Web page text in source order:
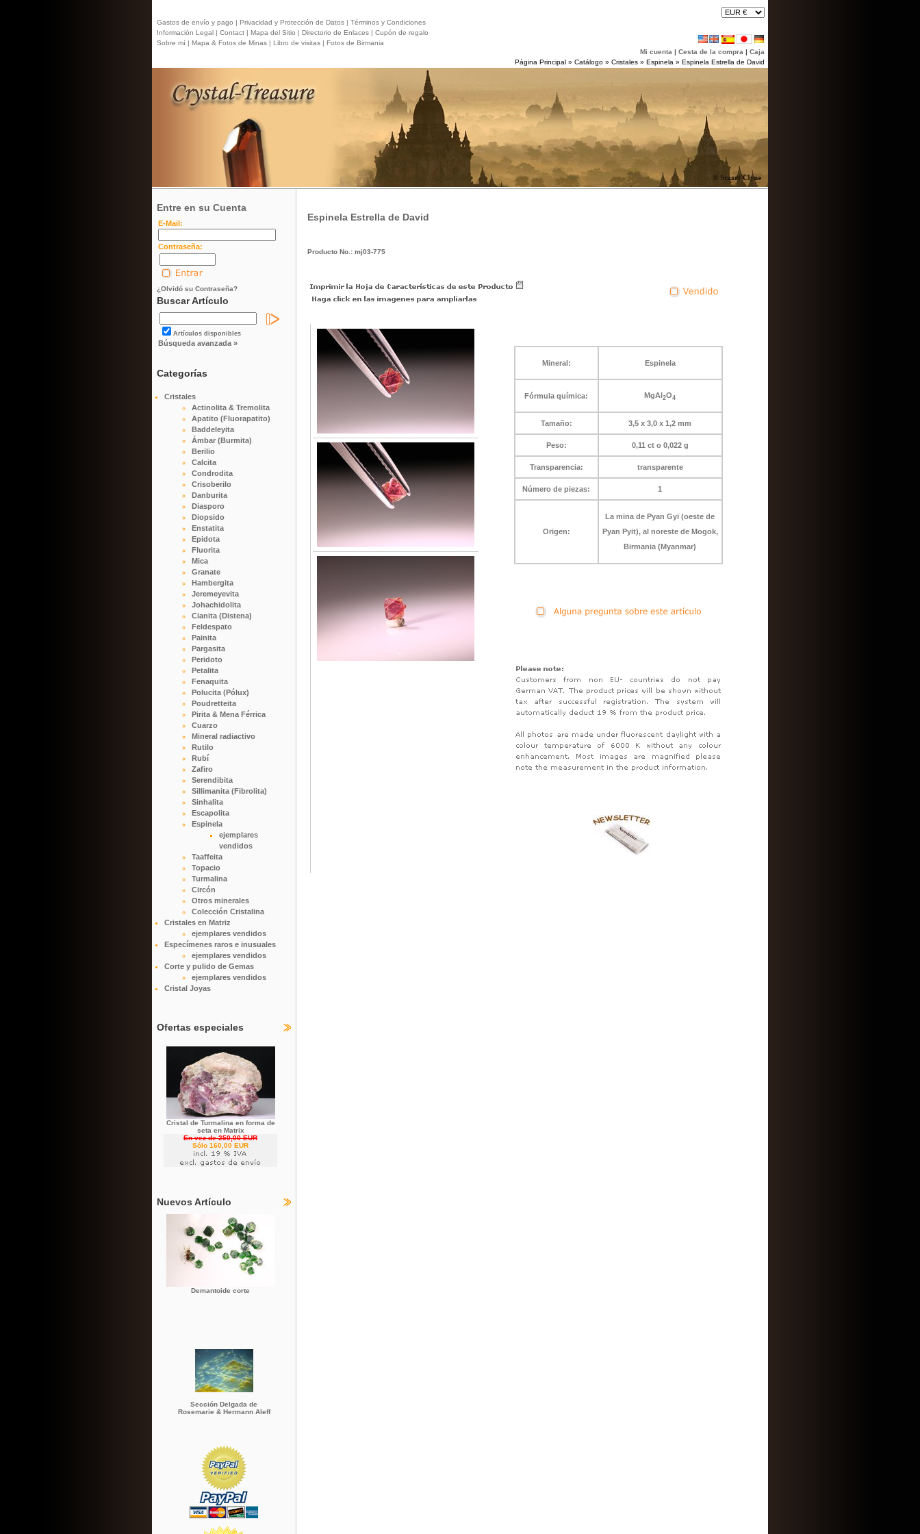
Gastos de envío y pago | Privacidad y Protección de Datos | Términos y Condiciones
Información Legal | Contact | Mapa del Sitio | Directorio de Enlaces | Cupón de regalo
Sobre mí | Mapa & Fotos de Minas | Libro de visitas | Fotos de Birmania
Mi cuenta | Cesta de la compra | Caja
Página Principal » Catálogo » Cristales » Espinela » Espinela Estrella de David
Entre en su Cuenta
E-Mail:
Contraseña:
¿Olvidó su Contraseña?
Buscar Artículo
Artículos disponibles
Búsqueda avanzada »
Categorías
Cristales
Actinolita & Tremolita
Apatito (Fluorapatito)
Baddeleyita
Ámbar (Burmita)
Berilio
Calcita
Condrodita
Crisoberilo
Danburita
Diasporo
Diopsido
Enstatita
Epidota
Fluorita
Mica
Granate
Hambergita
Jeremeyevita
Johachidolita
Cianita (Distena)
Feldespato
Painita
Pargasita
Peridoto
Petalita
Fenaquita
Polucita (Pólux)
Poudretteita
Pirita & Mena Férrica
Cuarzo
Mineral radiactivo
Rutilo
Rubí
Zafiro
Serendibita
Sillimanita (Fibrolita)
Sinhalita
Escapolita
Espinela
ejemplares
vendidos
Taaffeita
Topacio
Turmalina
Circón
Otros minerales
Colección Cristalina
Cristales en Matriz
ejemplares vendidos
Especímenes raros e inusuales
ejemplares vendidos
Corte y pulido de Gemas
ejemplares vendidos
Cristal Joyas
Ofertas especiales
Cristal de Turmalina en forma de
seta en Matrix
En vez de 250,00 EUR
Sólo 160,00 EUR
Nuevos Artículo
Demantoide corte
Sección Delgada de
Rosemarie & Hermann Aleff
Espinela Estrella de David
Producto No.: mj03-775
Mineral: Espinela
Fórmula química: MgAl2O4
Tamaño: 3,5 x 3,0 x 1,2 mm
Peso: 0,11 ct o 0,022 g
Transparencia: transparente
Número de piezas: 1
Origen:
La mina de Pyan Gyi (oeste de
Pyan Pyit), al noreste de Mogok,
Birmania (Myanmar)